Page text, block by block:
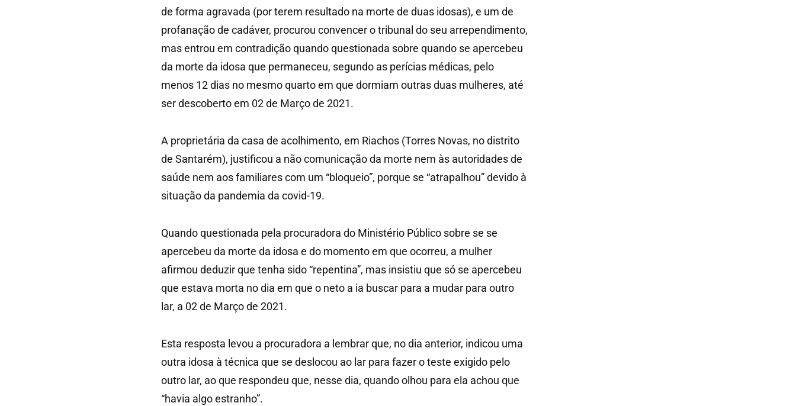
de forma agravada (por terem resultado na morte de duas idosas), e um de
profanação de cadáver, procurou convencer o tribunal do seu arrependimento,
mas entrou em contradição quando questionada sobre quando se apercebeu
da morte da idosa que permaneceu, segundo as perícias médicas, pelo
menos 12 dias no mesmo quarto em que dormiam outras duas mulheres, até
ser descoberto em 02 de Março de 2021.
A proprietária da casa de acolhimento, em Riachos (Torres Novas, no distrito
de Santarém), justificou a não comunicação da morte nem às autoridades de
saúde nem aos familiares com um “bloqueio”, porque se “atrapalhou” devido à
situação da pandemia da covid-19.
Quando questionada pela procuradora do Ministério Público sobre se se
apercebeu da morte da idosa e do momento em que ocorreu, a mulher
afirmou deduzir que tenha sido “repentina”, mas insistiu que só se apercebeu
que estava morta no dia em que o neto a ia buscar para a mudar para outro
lar, a 02 de Março de 2021.
Esta resposta levou a procuradora a lembrar que, no dia anterior, indicou uma
outra idosa à técnica que se deslocou ao lar para fazer o teste exigido pelo
outro lar, ao que respondeu que, nesse dia, quando olhou para ela achou que
“havia algo estranho”.